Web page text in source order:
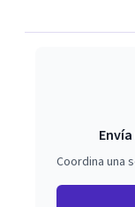
Coordina una